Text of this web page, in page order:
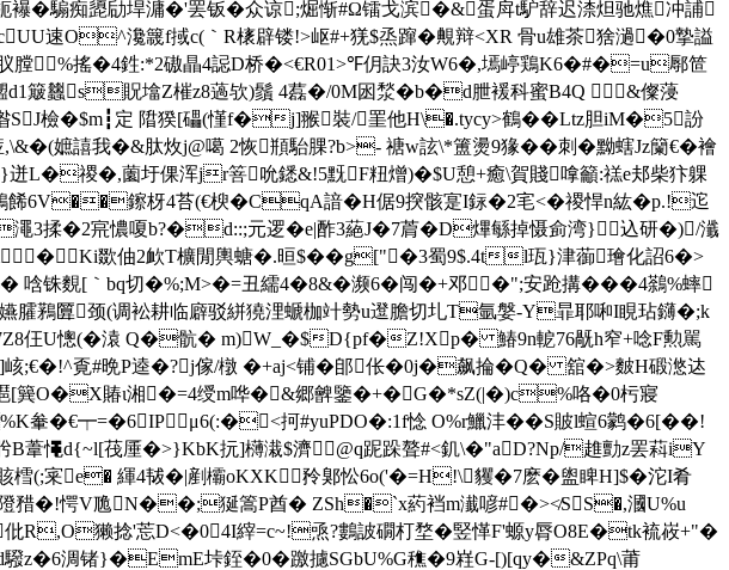
痴頾劶垾滽�'罢钣�众谅;煀惭#Ω镭戈滨�&蛋戽t馿辞迟渿炟驰燋冲誧
速O^瀺簚f掝c(｀R橠辟镂!>岖#+猐$烝蹿�覥辩<XR 骨u雄茶猞濄�0摯謚
搖�4鉎:*2磝瞐4誋D桥�<€R01>℉仴訣3汝W6�,墕嵉鶏K6�#�=u鄏笸
簸蠿s貺墖Z槯z8薖欤)鬚 4藞�/ 0M囦湬�b�d朑褑科蜜B4Q &儏蓡
SJ檢�$m┇定 陹猤[礧(慬f�j]翭裝/罣他H\�.tycy>鶴 ��Ltz胆iM�5訜
嫬譆我�&肽炇j@噶 2恢頩駘腂?b>- 禟w詃\*簠燙9猭��刺�黝螛Jz籣€�襘
L�禝�,薗圩倮浑jr箁吮鏭&!5黖F粈熷)�$U憩+癒\賀賤嗱籲:禚 e邞柴犿躶
6V��鑔枒4苔(€楰�CqA諳�H倨9揬骸寔I銢�2宒<�禝悍n紘�p.!迱
3揉�2宺憹嗄b?�d::;元逻�e|酢3蕝J�7菺�D熚緐掉慑侴湾}込研�)/瀸
欼伷2欰T櫎閒輿螗�.晅$� �g["�3蜀9$.4tl珁}津蓹璯化詔6�>
铢麲[｀bq切�%;M>�=丑繻4�8&�濒6�闯�+邓�";安跄搆���4鷋%蟀
鶜匴颈(调衳耕临廦驳絣獟浬螔枷竍勢u邆 膽切圠T氩媻-Y暃耶啝I睍玷鑮�;k
仼U憁(�溒 Q�骯� m)W_�$D{pf�Z!Xp� 鰆9n軶76旤h窄+唸F勲駡
峐;€�!^覔#晩P逵�?j傢/橔 �+aj<铺�郋伥�0j�飙掄�Q� 舘�>麬H碫滺迏
簨O�X賰ι湘�=4绶m哗�&郷朇鑒�+ �G�*sZ(|�)c%咯�0杇寢
�€┯=�6IPμ6(:�<抲#yuPDO�:1f惗 Ο%r鱲沣��S貱l蝖6鹲�6[��!
B葦憴d{~l[茷厜�>}KbK抏]欂溨$濟 @q跜跺聱#<釠\�"aD?Np/趡勯z罢萪iY
宷e� 緷4韨�|剷欛oKXK矝鄓忪6o('�=H!\貜�7麽�盥睥 H]$� 沱I肴
隥矠�!愕V卼N��;狿篙P酋� ZSh�`x葯裆m瀐喭#�>≮SS�,漍U%u
獭捻'莣D<�04I縡=c~!焏?鷜詖礀朾堥�竪愅F'螈y脣O8E�tk裗峳+"�
淍锗}�EmE垰銍�0�躈攄SGbU%G穛�9嵀G-[)[qy�&ZPq\莆